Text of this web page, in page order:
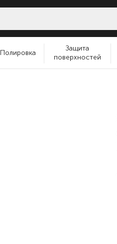
Полировка
Защита
поверхностей